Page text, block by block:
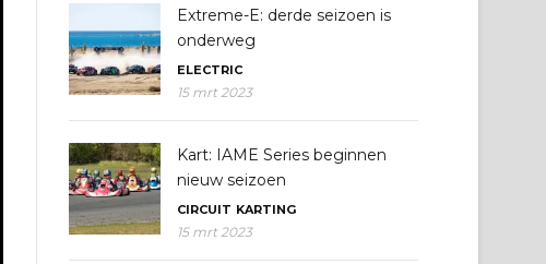
Extreme-E: derde seizoen is
onderweg
ELECTRIC
15 mrt 2023
Kart: IAME Series beginnen
nieuw seizoen
CIRCUIT KARTING
15 mrt 2023